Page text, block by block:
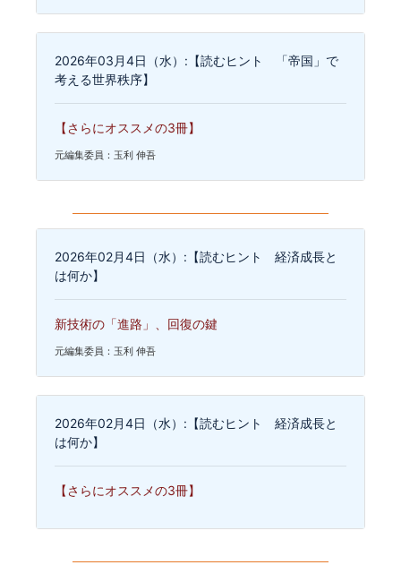
2026年03月4日（水）:【読むヒント 「帝国」で
考える世界秩序】
【さらにオススメの3冊】
元編集委員：玉利 伸吾
2026年02月4日（水）:【読むヒント 経済成長と
は何か】
新技術の「進路」、回復の鍵
元編集委員：玉利 伸吾
2026年02月4日（水）:【読むヒント 経済成長と
は何か】
【さらにオススメの3冊】